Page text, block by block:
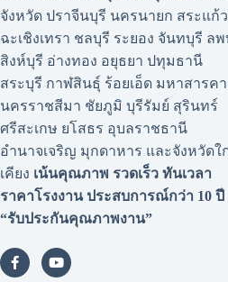
จังหวัด ปราจีนบุรี นครนายก สระแก้ว
ฉะเชิงเทรา ชลบุรี ระยอง จันทบุรี ลพ
สิงห์บุรี อ่างทอง อยุธยา ปทุมธานี
สระบุรี กาฬสินธุ์ ร้อยเอ็ด มหาสารค
นครราชสีมา ชัยภูมิ บุรีรัมย์ สุรินทร์
ศรีสะเกษ ยโสธร อุบลราชธานี
อำนาจเจริญ มุกดาหาร และจังหวัดใ
เคียง เน้นคุณภาพ รวดเร็ว ทันเวลา
ราคาโรงงาน ประสบการณ์กว่า 10 ปี
“รับประกันคุณภาพงาน”